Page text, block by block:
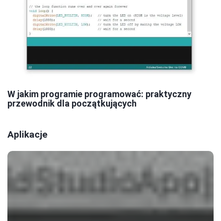
W jakim programie programować: praktyczny
przewodnik dla początkujących
Aplikacje